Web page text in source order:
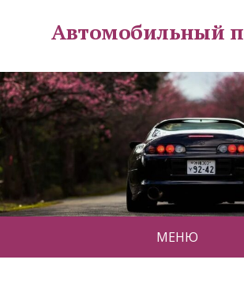
Автомобильный
МЕНЮ